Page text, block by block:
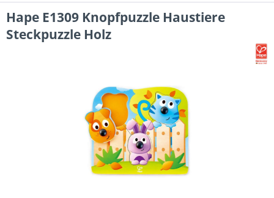
Hape E1309 Knopfpuzzle Haustiere
Steckpuzzle Holz